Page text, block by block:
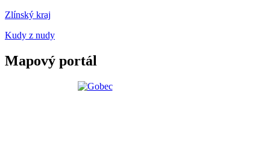
Zlínský kraj
Kudy z nudy
Mapový portál